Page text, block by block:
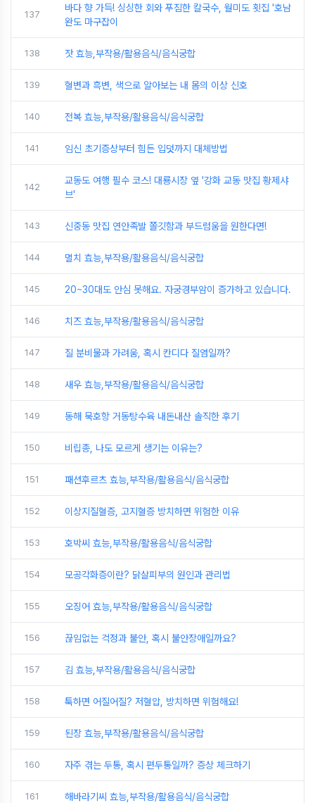
137
바다 향 가득! 싱싱한 회와 푸짐한 칼국수, 월미도 횟집 '호남
완도 마구잡이
138 잣 효능,부작용/활용음식/음식궁합
139 혈변과 흑변, 색으로 알아보는 내 몸의 이상 신호
140 전복 효능,부작용/활용음식/음식궁합
141 임신 초기증상부터 힘든 입덧까지 대체방법
142
교동도 여행 필수 코스! 대룡시장 옆 '강화 교동 맛집 황제샤
브'
143 신중동 맛집 연안족발 쫄깃함과 부드럼움을 원한다면!
144 멸치 효능,부작용/활용음식/음식궁합
145 20~30대도 안심 못해요. 자궁경부암이 증가하고 있습니다.
146 치즈 효능,부작용/활용음식/음식궁합
147 질 분비물과 가려움, 혹시 칸디다 질염일까?
148 새우 효능,부작용/활용음식/음식궁합
149 동해 묵호항 거동탕수육 내돈내산 솔직한 후기
150 비립종, 나도 모르게 생기는 이유는?
151 패션후르츠 효능,부작용/활용음식/음식궁합
152 이상지질혈증, 고지혈증 방치하면 위험한 이유
153 호박씨 효능,부작용/활용음식/음식궁합
154 모공각화증이란? 닭살피부의 원인과 관리법
155 오징어 효능,부작용/활용음식/음식궁합
156 끊임없는 걱정과 불안, 혹시 불안장애일까요?
157 김 효능,부작용/활용음식/음식궁합
158 툭하면 어질어질? 저혈압, 방치하면 위험해요!
159 된장 효능,부작용/활용음식/음식궁합
160 자주 겪는 두통, 혹시 편두통일까? 증상 체크하기
161 해바라기씨 효능,부작용/활용음식/음식궁합